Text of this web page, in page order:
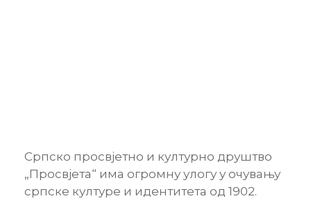
Српско просвјетно и културно друштво
„Просвјета“ има огромну улогу у очувању
српске културе и идентитета од 1902.